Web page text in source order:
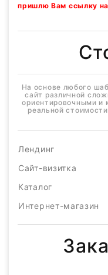
пришлю Вам ссылку
На основе любого
сайт различной
ориентировочными и
реальной
Лендинг
Сайт-визитка
Каталог
Интернет-магазин